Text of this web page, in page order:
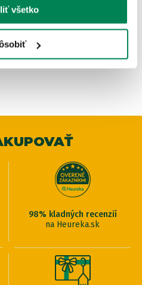
všetko
98% kladných recenzií
na Heureka.sk